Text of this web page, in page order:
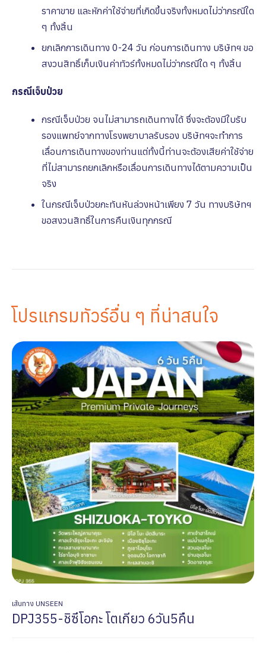
ราคาขาย และหักค่าใช้จ่ายที่เกิดขึ้นจริงทั้งหมดไม่ว่ากรณีใด
ๆ ทั้งสิ้น
ยกเลิกการเดินทาง 0-24 วัน ก่อนการเดินทาง บริษัทฯ ขอ
สงวนสิทธิ์เก็บเงินค่าทัวร์ทั้งหมดไม่ว่ากรณีใด ๆ ทั้งสิ้น
กรณีเจ็บป่วย
กรณีเจ็บป่วย จนไม่สามารถเดินทางได้ ซึ่งจะต้องมีใบรับ
รองแพทย์จากทางโรงพยาบาลรับรอง บริษัทฯจะทําการ
เลื่อนการเดินทางของท่านแต่ทั้งนี้ท่านจะต้องเสียค่าใช้จ่าย
ที่ไม่สามารถยกเลิกหรือเลื่อนการเดินทางได้ตามความเป็น
จริง
ในกรณีเจ็บป่วยกะทันหันล่วงหน้าเพียง 7 วัน ทางบริษัทฯ
ขอสงวนสิทธิ์ในการคืนเงินทุกกรณี
โปรแกรมทัวร์อื่น ๆ ที่น่าสนใจ
เส้นทาง UNSEEN
DPJ355-ชิซึโอกะ โตเกียว 6วัน5คืน